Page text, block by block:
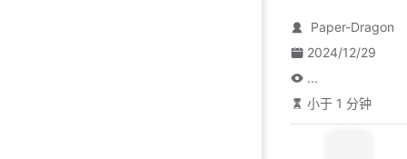
Paper-Dragon
2024/12/29
...
小于 1 分钟